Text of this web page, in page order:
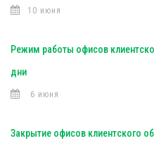
10 июня
Режим работы офисов
дни
6 июня
Закрытие офисов клиентского